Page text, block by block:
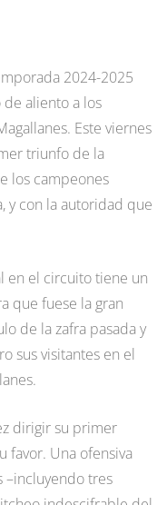
2024-2025
aliento a los
Este viernes
triunfo de la
los campeones
y con la autoridad que
en el circuito tiene un
que fuese la gran
de la zafra pasada y
sus visitantes en el
dirigir su primer
favor. Una ofensiva
–incluyendo tres